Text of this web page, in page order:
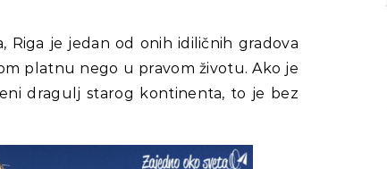
Riga je jedan od onih idiličnih gradova
platnu nego u pravom životu. Ako je
dragulj starog kontinenta, to je bez